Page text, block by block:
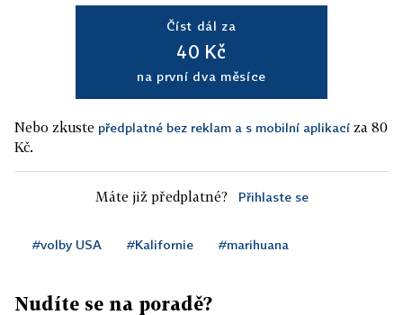
Číst dál za
40 Kč
na první dva měsíce
Nebo zkuste předplatné bez reklam a s mobilní aplikací za 80
Kč.
Máte již předplatné? Přihlaste se
#volby USA #Kalifornie #marihuana
Nudíte se na poradě?